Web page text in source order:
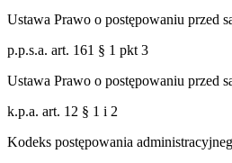
Ustawa Prawo o postępowaniu przed
p.p.s.a. art. 161 § 1 pkt 3
Ustawa Prawo o postępowaniu przed
k.p.a. art. 12 § 1 i 2
Kodeks postępowania